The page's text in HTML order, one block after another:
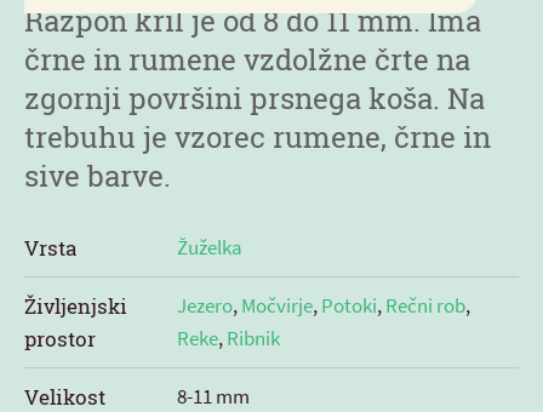
Razpon kril je od 8 do 11 mm. Ima
črne in rumene vzdolžne črte na
zgornji površini prsnega koša. Na
trebuhu je vzorec rumene, črne in
sive barve.
Vrsta Žuželka
Življenjski
prostor
Jezero,Močvirje,Potoki,Rečni rob,
Reke,Ribnik
Velikost 8-11 mm